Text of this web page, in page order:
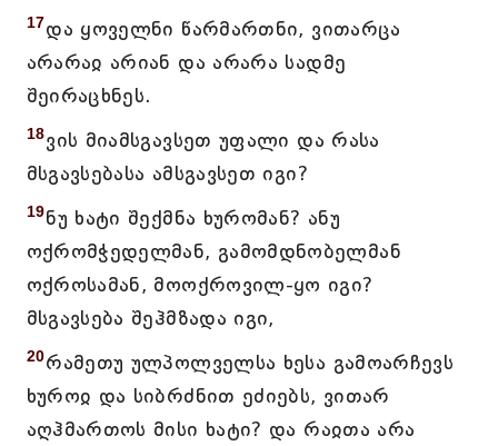
17და ყოველნი წარმართნი, ვითარცა
არარაჲ არიან და არარა სადმე
შეირაცხნეს.
18ვის მიამსგავსეთ უფალი და რასა
მსგავსებასა ამსგავსეთ იგი?
19ნუ ხატი შექმნა ხურომან? ანუ
ოქრომჭედელმან, გამომდნობელმან
ოქროსამან, მოოქროვილ-ყო იგი?
მსგავსება შეჰმზადა იგი,
20რამეთუ ულპოლველსა ხესა გამოარჩევს
ხუროჲ და სიბრძნით ეძიებს, ვითარ
აღჰმართოს მისი ხატი? და რაჲთა არა